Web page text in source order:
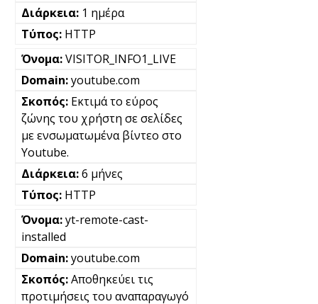
1 ημέρα
HTTP
VISITOR_INFO1_LIVE
youtube.com
Εκτιμά το εύρος
ζώνης του χρήστη σε σελίδες
με ενσωματωμένα βίντεο στο
Youtube.
6 μήνες
HTTP
yt-remote-cast-
installed
youtube.com
Αποθηκεύει τις
προτιμήσεις του αναπαραγωγό